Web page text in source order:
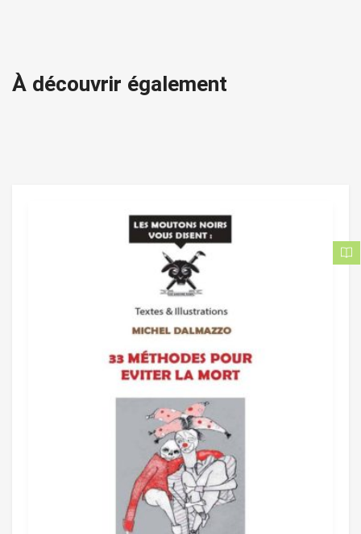
À découvrir également